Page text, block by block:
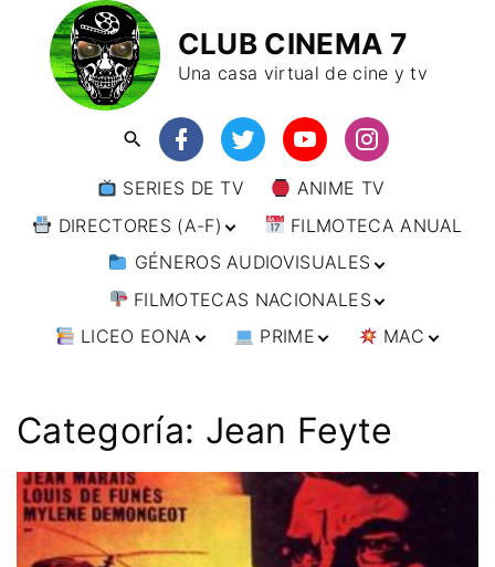
CLUB CINEMA 7
Una casa virtual de cine y tv
SERIES DE TV
ANIME TV
DIRECTORES (A-F)
DIRECTORES (F-L)
DIRECTORES (L-
W)
FILMOTECA ANUAL
GÉNEROS AUDIOVISUALES
ANIMACIÓN
ARTES MARCIALES
CINE DOCUMENTAL
CINE NEGRO / CRIMEN /
ESPIONAJE
COMEDIA
DRAMA
FILMOTECAS NACIONALES
AFRICA
BRASIL
CHILE
ESTADOS UNIDOS
MÉXICO
URUGUAY
ASIA
INDIA
JAPÓN
RUSIA
EUROPA
ALEMANIA
AUSTRIA
BÉLGICA
DINAMARCA
OCEANIA AUSTRALIA
LICEO EONA
TALLERES
ONLINE
IMAGEN & VIDEO
SERVICIOS DE
COMPUTACIÓN
PRIME
IMPRESCINDIBLES
MAC
🗨 CÓMICS
Categoría: Jean Feyte